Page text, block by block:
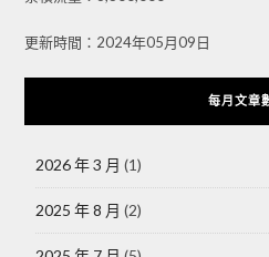
更新時間：2024年05月09日
每月文章
2026 年 3 月 (1)
2025 年 8 月 (2)